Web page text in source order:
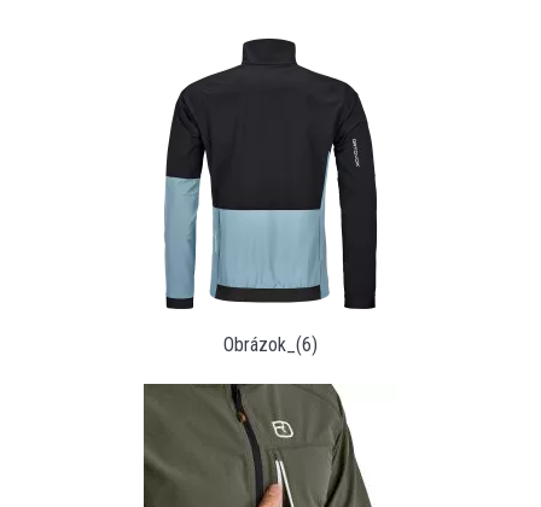
Obrázok_(6)